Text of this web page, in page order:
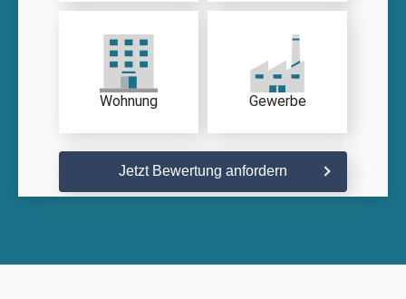
Wohnung Gewerbe
Jetzt Bewertung anfordern